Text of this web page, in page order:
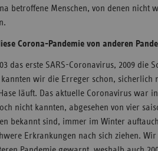
betroffene Menschen, von denen nicht
Corona-Pandemie von anderen
das erste SARS-Coronavirus, 2009 die
wir die Erreger schon, sicherlich
läuft. Das aktuelle Coronavirus war
nicht kannten, abgesehen von vier
bekannt sind, immer im Winter
Erkrankungen nach sich ziehen.